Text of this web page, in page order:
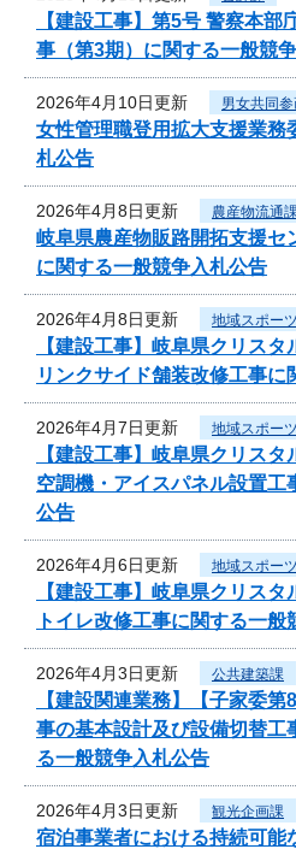
【建設工事】第5号 警察本部
事（第3期）に関する一般競
2026年4月10日更新 男女共同
女性管理職登用拡大支援業務
札公告
2026年4月8日更新 農産物流通
岐阜県農産物販路開拓支援セ
に関する一般競争入札公告
2026年4月8日更新 地域スポー
【建設工事】岐阜県クリス
リンクサイド舗装改修工事
2026年4月7日更新 地域スポー
【建設工事】岐阜県クリス
空調機・アイスパネル設置工
公告
2026年4月6日更新 地域スポー
【建設工事】岐阜県クリス
トイレ改修工事に関する一般
2026年4月3日更新 公共建築課
【建設関連業務】【子家委
事の基本設計及び設備切替工
る一般競争入札公告
2026年4月3日更新 観光企画課
宿泊事業者における持続可能